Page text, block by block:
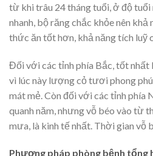
từ khi trâu 24 tháng tuổi, ở độ tuổi
nhanh, bộ răng chắc khỏe nên khả
thức ăn tốt hơn, khả năng tích luỹ
Đối với các tỉnh phía Bắc, tốt nhất
vì lúc này lượng cỏ tươi phong
mát mẻ. Còn đối với các tỉnh phía
quanh năm, nhưng vỗ béo vào từ
mưa, là kinh tế nhất. Thời gian vỗ
Phương pháp phòng bệnh tổng